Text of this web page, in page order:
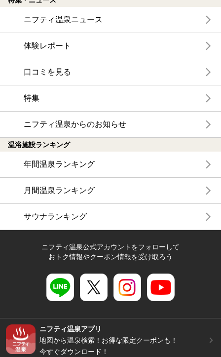
ニフティ温泉ニュース
体験レポート
口コミを見る
特集
ニフティ温泉からのお知らせ
温浴施設ランキング
年間温泉ランキング
月間温泉ランキング
サウナランキング
ニフティ温泉公式アカウントをフォローして
おトク情報やクーポン情報を受け取ろう
ニフティ温泉アプリ
地図から温泉検索！お得な限定クーポンも！
今すぐダウンロード！